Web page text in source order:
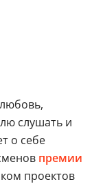
слушать и
о себе
премии
проектов